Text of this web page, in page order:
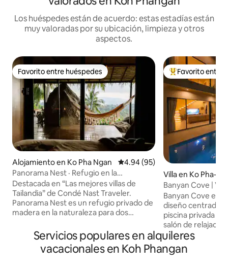
Los huéspedes están de acuerdo: estas estadías están
muy valoradas por su ubicación, limpieza y otros
aspectos.
Favorito entre huéspedes
Favorito entre huéspedes
Alojamiento en Ko Pha Ngan Calificación promedio: 4.94 de
4.94 (95)
Panorama Nest · Refugio en la
naturaleza con vista al mar y aire
acondicionado
Destacada en “Las mejores villas de
Tailandia” de Condé Nast Traveler.
Panorama Nest es un refugio privado de
madera en la naturaleza para dos
tropical con vistas panorámicas al mar y
a la isla. LO más destacable: 🌅 Vistas
impresionantes 🛏️ Dormitorio con vista
Favorito entre
Favorito entre
Villa en Ko Pha-
Banyan Cove |
salada y salón
Banyan Cove es
diseño centrada
piscina privada de
salón de
borde del agua.
piso al techo
una amplia
Servicios populares en alquileres
vacacionales en Koh Phangan